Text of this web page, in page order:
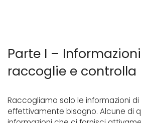
Parte I –
raccoglie e controlla
Raccogliamo solo le informazioni
effettivamente bisogno. Alcune di